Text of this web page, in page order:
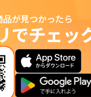
品が見つかったら
でチェッ